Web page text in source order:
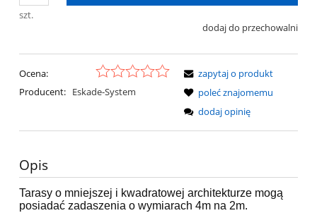
szt.
dodaj do przechowalni
Ocena:
Producent: Eskade-System
zapytaj o produkt
poleć znajomemu
dodaj opinię
Opis
Tarasy o mniejszej i kwadratowej architekturze mogą
posiadać zadaszenia o wymiarach 4m na 2m.